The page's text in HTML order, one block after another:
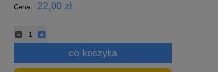
Cena: 22,00 zł
do koszyka